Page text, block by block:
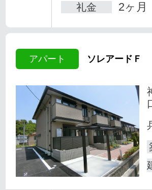
礼金 2ヶ月
アパート ソレアードＦ